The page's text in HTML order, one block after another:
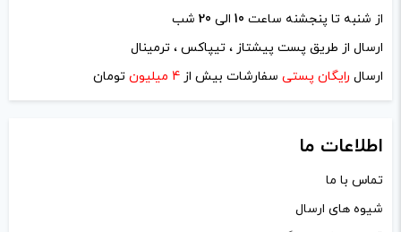
نام*
ایمیل*
ذخیره نام، ایمیل و وبسایت من در مرورگر برای زمانی که دوباره
از شنبه تا پنجشنه ساعت 10 الی 20 شب
ارسال از طریق پست پیشتاز ، تیپاکس ، ترمینال
ارسال رایگان پستی سفارشات بیش از 4 میلیون تومان
اطلاعات ما
تماس با ما
شیوه های ارسال